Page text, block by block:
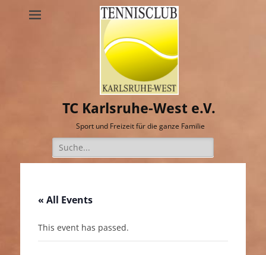
TC Karlsruhe-West e.V.
Sport und Freizeit für die ganze Familie
Suche
nach:
« All Events
This event has passed.